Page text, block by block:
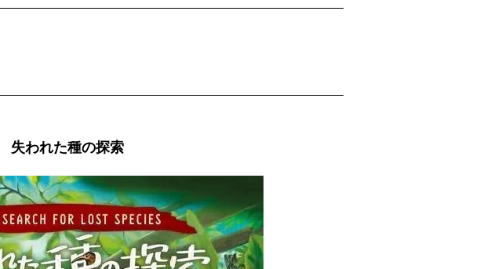
失われた種の探索